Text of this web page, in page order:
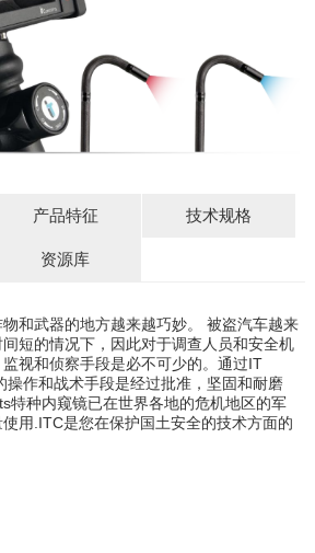
产品特征 技术规格
资源库
和武器的地方越来越巧妙。 被盗汽车越来
短的情况下，因此对于调查人员和安全机
视和侦察手段是必不可少的。通过IT
作和战术手段是经过批准，坚固和耐磨
特种内窥镜已在世界各地的危机地区的军
用.ITC是您在保护国土安全的技术方面的